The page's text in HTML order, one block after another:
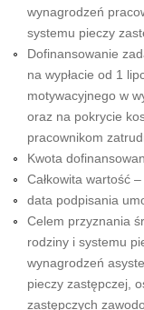
wynagrodzeń
systemu pieczy
Dofinansowanie
na wypłacie od 1
motywacyjnego w
oraz na pokrycie
pracownikom
Kwota
Całkowita wartość
data podpisania
Celem przyznania
rodziny i systemu
wynagrodzeń
pieczy zastępczej,
zastępczych